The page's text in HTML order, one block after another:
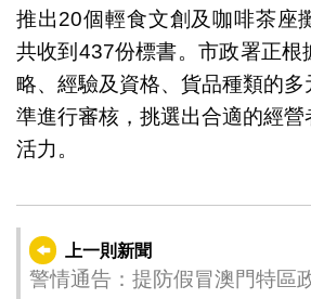
推出20個輕食文創及咖啡茶座
共收到437份標書。市政署正根
略、經驗及資格、貨品種類的
準進行審核，挑選出合適的經
活力。
上一則新聞
警情通告：提防假冒澳門特區